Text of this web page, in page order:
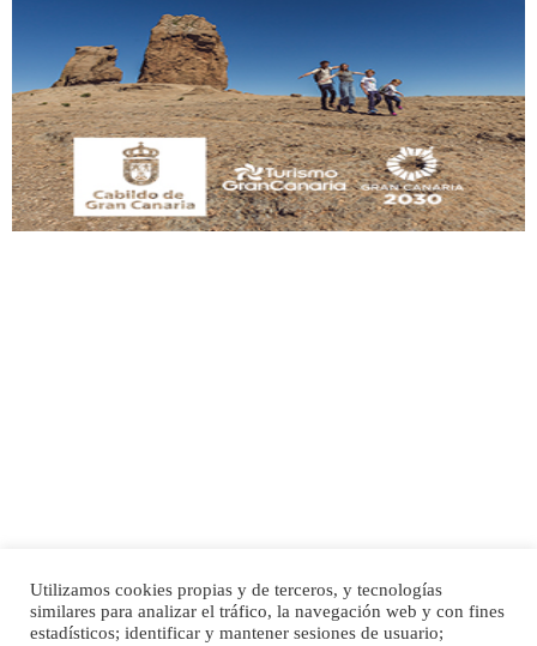
Gato manso encontrado
Este gato macho ha aparecido en la calle hace menos de un mes, es muy
manso y extremadamente cari...
Leales.org » Gran Canaria | 9.7.2025
SHIBA PERDIDO AVDA JOSE MESA Y LOPEZ
PERRO MACHO RAZA SHIBA CON MICROCHIP PERDIDO HOY 06/07/2025 ZONA
Inicio Publicidad Política de privacidad
Utilizamos cookies propias y de terceros, y tecnologías
similares para analizar el tráfico, la navegación web y con fines
estadísticos; identificar y mantener sesiones de usuario;